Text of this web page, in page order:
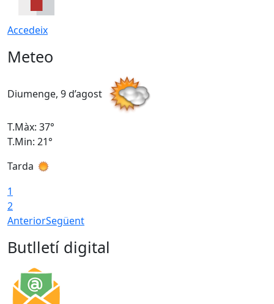
Accedeix
Meteo
Diumenge, 9 d’agost
T.Màx: 37°
T.Min: 21°
Tarda
1
2
AnteriorSegüent
Butlletí digital